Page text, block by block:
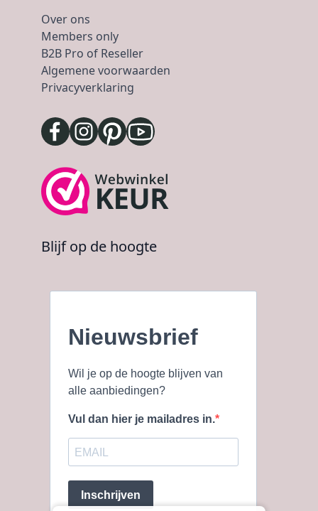
Over ons
Members only
B2B Pro of Reseller
Algemene voorwaarden
Privacyverklaring
Blijf op de hoogte
Nieuwsbrief
Wil je op de hoogte blijven van
alle aanbiedingen?
Vul dan hier je mailadres in.
Inschrijven